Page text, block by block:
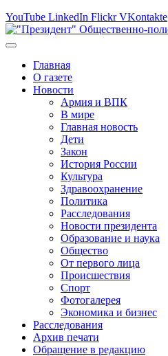
YouTube LinkedIn Flickr VKontakte
Главная
О газете
Новости
Армия и ВПК
В мире
Главная новость
Дети
Закон
История России
Культура
Здравоохранение
Политика
Расследования
Новости президента
Образование и наука
Общество
От первого лица
Происшествия
Спорт
Фотогалерея
Экономика и бизнес
Расследования
Архив печати
Обращение в редакцию